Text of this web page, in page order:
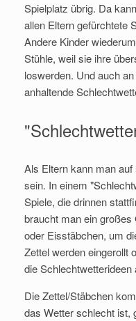
Spielplatz übrig. Da
allen Eltern gefürchtete
Andere Kinder
Stühle, weil sie ihre
loswerden. Und auch
anhaltende
Als Eltern kann man
sein. In einem
Spiele, die drinnen
braucht man ein
oder Eisstäbchen, um
Zettel werden eingerollt
die
Die Zettel/Stäbchen
das Wetter schlecht ist,